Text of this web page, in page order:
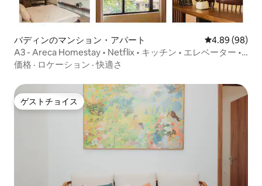
バディンのマンション・アパート レビュー98件
4.89 (98)
A3 - Areca Homestay • Netflix • キッチン • エレベーター •
街の眺め
価格 · ロケーション ·快適さ
ゲストチョイス
ゲストチョイス